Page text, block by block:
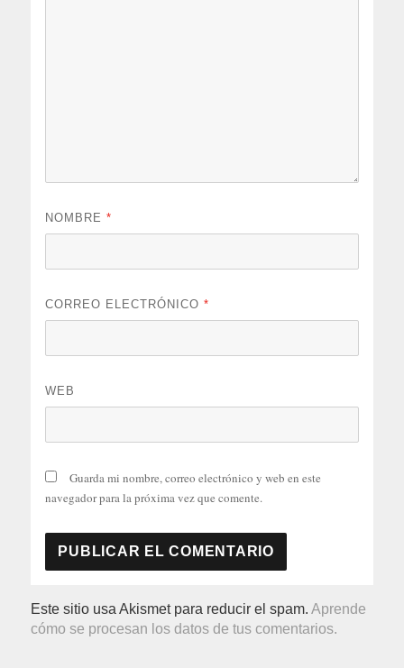
NOMBRE*
CORREO ELECTRÓNICO*
WEB
Guarda mi nombre, correo electrónico y web en este
navegador para la próxima vez que comente.
Este sitio usa Akismet para reducir el spam.Aprende
cómo se procesan los datos de tus comentarios.